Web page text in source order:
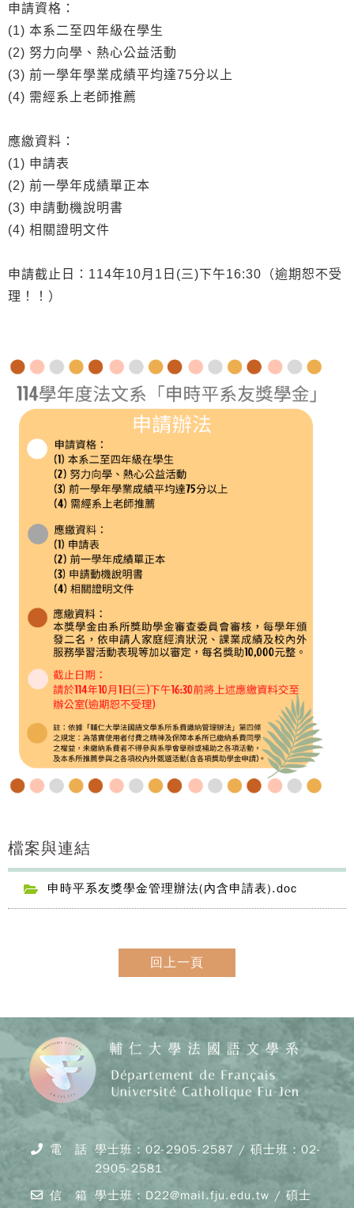
申請資格：
(1) 本系二至四年級在學生
(2) 努力向學、熱心公益活動
(3) 前一學年學業成績平均達75分以上
(4) 需經系上老師推薦
應繳資料：
(1) 申請表
(2) 前一學年成績單正本
(3) 申請動機說明書
(4) 相關證明文件
申請截止日：114年10月1日(三)下午16:30（逾期恕不受
理！！）
檔案與連結
申時平系友獎學金管理辦法(內含申請表).doc
回上一頁
電 話 學士班：02-2905-2587 / 碩士班：02-
2905-2581
信 箱
學士班：D22@mail.fju.edu.tw / 碩士